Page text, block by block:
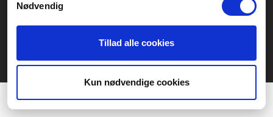
Nødvendig
Tillad alle cookies
Kun nødvendige cookies
3 ugers returret Datasikkerhed/Cookies